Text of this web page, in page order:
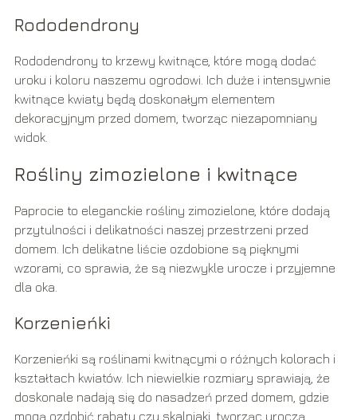
Rododendrony
Rododendrony to krzewy kwitnące, które mogą dodać
uroku i koloru naszemu ogrodowi. Ich duże i intensywnie
kwitnące kwiaty będą doskonałym elementem
dekoracyjnym przed domem, tworząc niezapomniany
widok.
Rośliny zimozielone i kwitnące
Paprocie to eleganckie rośliny zimozielone, które dodają
przytulności i delikatności naszej przestrzeni przed
domem. Ich delikatne liście ozdobione są pięknymi
wzorami, co sprawia, że są niezwykle urocze i przyjemne
dla oka.
Korzenieńki
Korzenieńki są roślinami kwitnącymi o różnych kolorach i
kształtach kwiatów. Ich niewielkie rozmiary sprawiają, że
doskonale nadają się do nasadzeń przed domem, gdzie
mogą ozdobić rabaty czy skalniaki, tworząc uroczą